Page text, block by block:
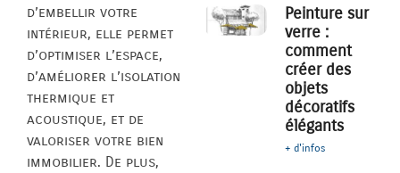
d’embellir votre
intérieur, elle permet
d’optimiser l’espace,
d’améliorer l’isolation
thermique et
acoustique, et de
valoriser votre bien
immobilier. De plus,
Peinture sur
verre :
comment
créer des
objets
décoratifs
élégants
+ d'infos